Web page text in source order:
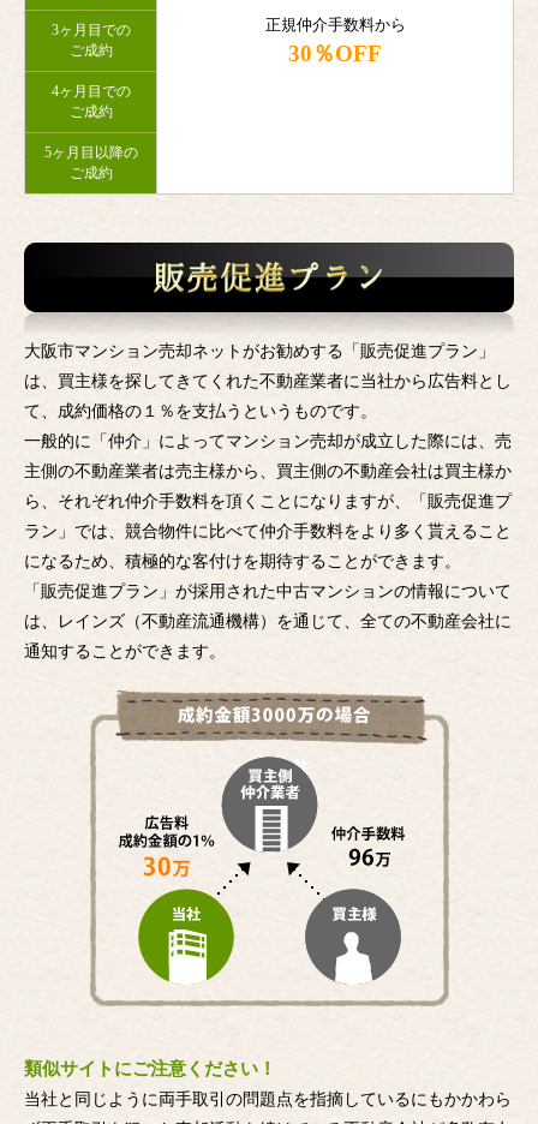
正規仲介手数料から
30％OFF
3ヶ月目での
ご成約
4ヶ月目での
ご成約
5ヶ月目以降の
ご成約
大阪市マンション売却ネットがお勧めする「販売促進プラン」
は、買主様を探してきてくれた不動産業者に当社から広告料とし
て、成約価格の１％を支払うというものです。
一般的に「仲介」によってマンション売却が成立した際には、売
主側の不動産業者は売主様から、買主側の不動産会社は買主様か
ら、それぞれ仲介手数料を頂くことになりますが、「販売促進プ
ラン」では、競合物件に比べて仲介手数料をより多く貰えること
になるため、積極的な客付けを期待することができます。
「販売促進プラン」が採用された中古マンションの情報について
は、レインズ（不動産流通機構）を通じて、全ての不動産会社に
通知することができます。
類似サイトにご注意ください！
当社と同じように両手取引の問題点を指摘しているにもかかわら